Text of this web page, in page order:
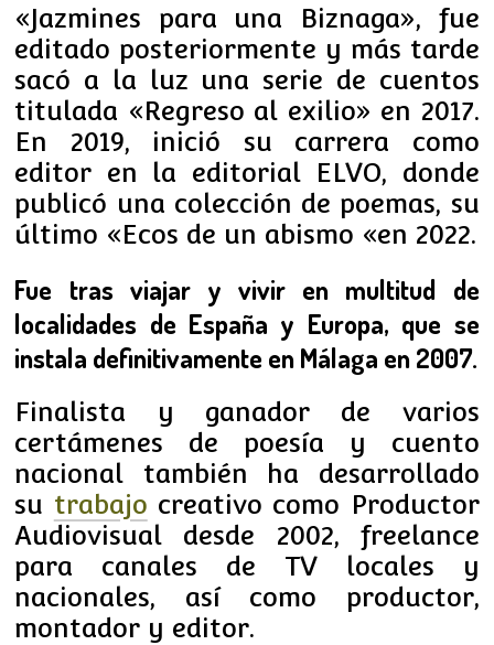
«Jazmines para una Biznaga», fue
editado posteriormente y más tarde
sacó a la luz una serie de cuentos
titulada «Regreso al exilio» en 2017.
En 2019, inició su carrera como
editor en la editorial ELVO, donde
publicó una colección de poemas, su
último «Ecos de un abismo «en 2022.
Fue tras viajar y vivir en multitud de
localidades de España y Europa, que se
instala definitivamente en Málaga en 2007.
Finalista y ganador de varios
certámenes de poesía y cuento
nacional también ha desarrollado
su trabajo creativo como Productor
Audiovisual desde 2002, freelance
para canales de TV locales y
nacionales, así como productor,
montador y editor.